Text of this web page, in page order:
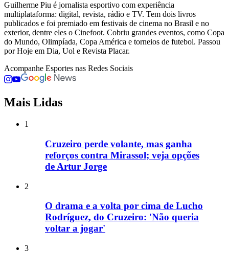
Guilherme Piu é jornalista esportivo com experiência
multiplataforma: digital, revista, rádio e TV. Tem dois livros
publicados e foi premiado em festivais de cinema no Brasil e no
exterior, dentre eles o Cinefoot. Cobriu grandes eventos, como Copa
do Mundo, Olimpíada, Copa América e torneios de futebol. Passou
por Hoje em Dia, Uol e Revista Placar.
Acompanhe Esportes nas Redes Sociais
Mais Lidas
1
Cruzeiro perde volante, mas ganha
reforços contra Mirassol; veja opções
de Artur Jorge
2
O drama e a volta por cima de Lucho
Rodríguez, do Cruzeiro: 'Não queria
voltar a jogar'
3